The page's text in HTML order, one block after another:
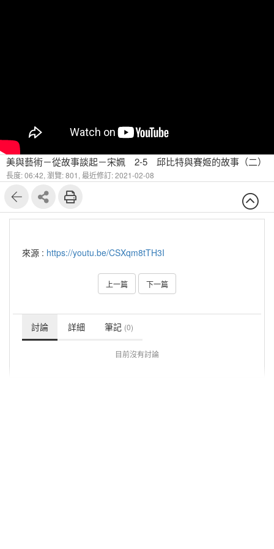
美與藝術－從故事談起－宋姵 2-5 邱比特與賽姬的故事（二）
長度: 06:42, 瀏覽: 801, 最近修訂: 2021-02-08
來源 : https://youtu.be/CSXqm8tTH3I
上一篇 下一篇
討論 詳細 筆記 (0)
目前沒有討論